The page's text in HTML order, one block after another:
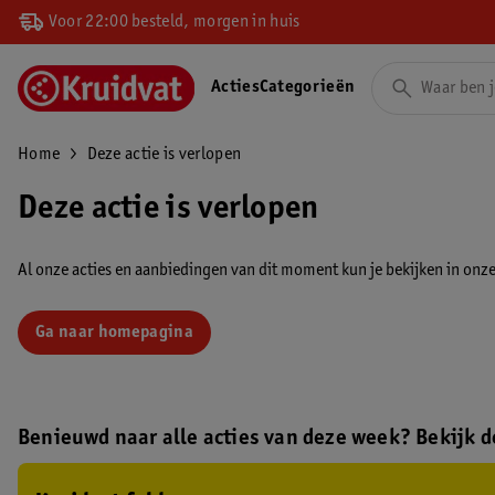
Voor 22:00 besteld, morgen in huis
ActiesCategorieën
Home Deze actie is verlopen
Deze actie is verlopen
Al onze acties en aanbiedingen van dit moment kun je bekijken in
Ga naar homepagina
Benieuwd naar alle acties van deze week? Bekijk